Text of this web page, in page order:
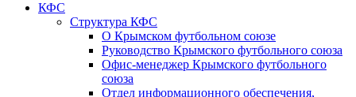
КФС
Структура КФС
О Крымском футбольном союзе
Руководство Крымского футбольного союза
Офис-менеджер Крымского футбольного
союза
Отдел информационного обеспечения,